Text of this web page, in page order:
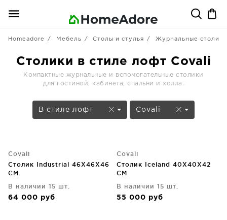
Homeadore Мебель Столы и стулья Журнальные столики
Столики в стиле лофт Covali
Компактные журнальные и вспомогательные столики
для гостиной, кабинета, спальни и холла.
В стиле лофт Covali
Covali
Столик Industrial 46X46X46
CM
В наличии 15 шт.
64 000 руб
Covali
Столик Iceland 40X40X42
CM
В наличии 15 шт.
55 000 руб